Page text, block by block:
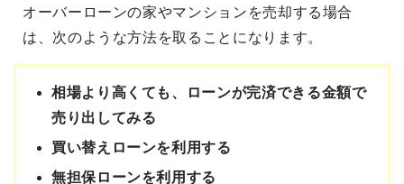
オーバーローンの家やマンションを売却する場合
は、次のような方法を取ることになります。
相場より高くても、ローンが完済できる金額で
売り出してみる
買い替えローンを利用する
無担保ローンを利用する